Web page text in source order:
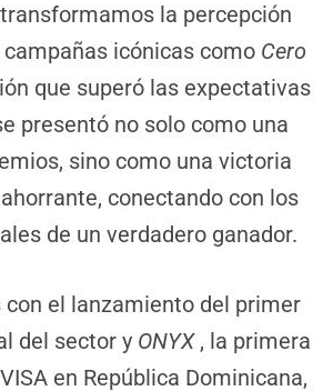
la percepción
icónicas como Cero
que superó las expectativas
presentó no solo como una
sino como una victoria
conectando con los
de un verdadero ganador.
con el lanzamiento del primer
del sector y ONYX, la primera
en República Dominicana,